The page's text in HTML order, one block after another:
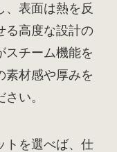
、表面は熱を反
る高度な設計の
スチーム機能を
素材感や厚みを
い。
トを選べば、仕